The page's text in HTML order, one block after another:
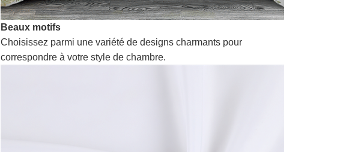
Beaux motifs
Choisissez parmi une variété de designs charmants pour
correspondre à votre style de chambre.